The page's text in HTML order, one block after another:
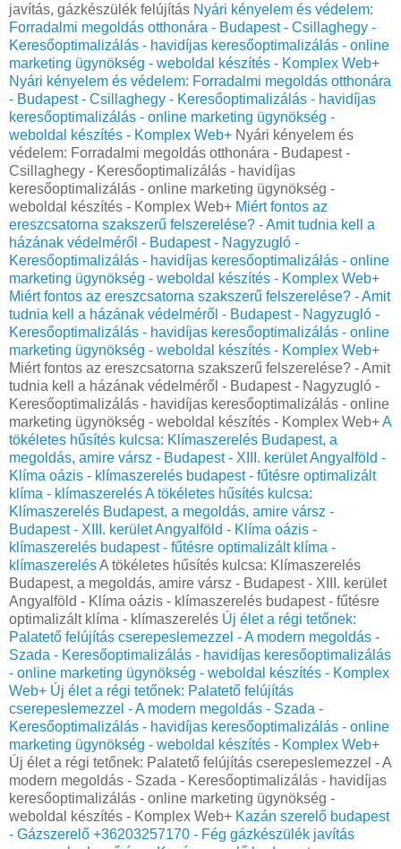
javítás, gázkészülék felújítás Nyári kényelem és védelem:
Forradalmi megoldás otthonára - Budapest - Csillaghegy -
Keresőoptimalizálás - havidíjas keresőoptimalizálás - online
marketing ügynökség - weboldal készítés - Komplex Web+
Nyári kényelem és védelem: Forradalmi megoldás otthonára
- Budapest - Csillaghegy - Keresőoptimalizálás - havidíjas
keresőoptimalizálás - online marketing ügynökség -
weboldal készítés - Komplex Web+ Nyári kényelem és
védelem: Forradalmi megoldás otthonára - Budapest -
Csillaghegy - Keresőoptimalizálás - havidíjas
keresőoptimalizálás - online marketing ügynökség -
weboldal készítés - Komplex Web+ Miért fontos az
ereszcsatorna szakszerű felszerelése? - Amit tudnia kell a
házának védelméről - Budapest - Nagyzugló -
Keresőoptimalizálás - havidíjas keresőoptimalizálás - online
marketing ügynökség - weboldal készítés - Komplex Web+
Miért fontos az ereszcsatorna szakszerű felszerelése? - Amit
tudnia kell a házának védelméről - Budapest - Nagyzugló -
Keresőoptimalizálás - havidíjas keresőoptimalizálás - online
marketing ügynökség - weboldal készítés - Komplex Web+
Miért fontos az ereszcsatorna szakszerű felszerelése? - Amit
tudnia kell a házának védelméről - Budapest - Nagyzugló -
Keresőoptimalizálás - havidíjas keresőoptimalizálás - online
marketing ügynökség - weboldal készítés - Komplex Web+A
tökéletes hűsítés kulcsa: Klímaszerelés Budapest, a
megoldás, amire vársz - Budapest - XIII. kerület Angyalföld -
Klíma oázis - klímaszerelés budapest - fűtésre optimalizált
klíma - klímaszerelésA tökéletes hűsítés kulcsa:
Klímaszerelés Budapest, a megoldás, amire vársz -
Budapest - XIII. kerület Angyalföld - Klíma oázis -
klímaszerelés budapest - fűtésre optimalizált klíma -
klímaszerelésA tökéletes hűsítés kulcsa: Klímaszerelés
Budapest, a megoldás, amire vársz - Budapest - XIII. kerület
Angyalföld - Klíma oázis - klímaszerelés budapest - fűtésre
optimalizált klíma - klímaszerelés Új élet a régi tetőnek:
Palatető felújítás cserepeslemezzel - A modern megoldás -
Szada - Keresőoptimalizálás - havidíjas keresőoptimalizálás
- online marketing ügynökség - weboldal készítés - Komplex
Web+ Új élet a régi tetőnek: Palatető felújítás
cserepeslemezzel - A modern megoldás - Szada -
Keresőoptimalizálás - havidíjas keresőoptimalizálás - online
marketing ügynökség - weboldal készítés - Komplex Web+
Új élet a régi tetőnek: Palatető felújítás cserepeslemezzel - A
modern megoldás - Szada - Keresőoptimalizálás - havidíjas
keresőoptimalizálás - online marketing ügynökség -
weboldal készítés - Komplex Web+ Kazán szerelő budapest
- Gázszerelő +36203257170 - Fég gázkészülék javítás